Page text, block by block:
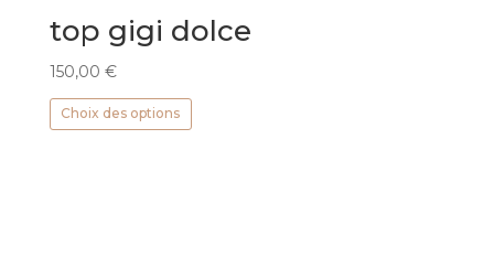
top gigi dolce
150,00 €
Choix des options
Ce